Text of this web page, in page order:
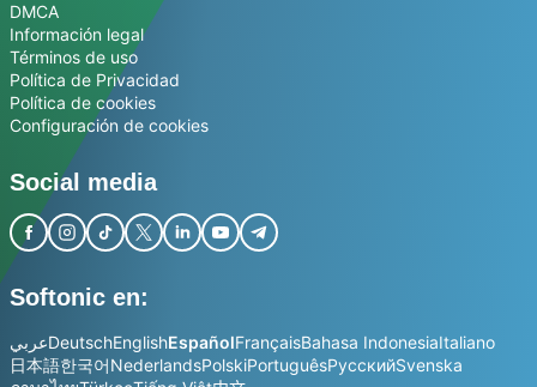
DMCA
Información legal
Términos de uso
Política de Privacidad
Política de cookies
Configuración de cookies
Social media
Softonic en:
عربيDeutschEnglishEspañolFrançaisBahasa IndonesiaItaliano
日本語한국어NederlandsPolskiPortuguêsРусскийSvenska